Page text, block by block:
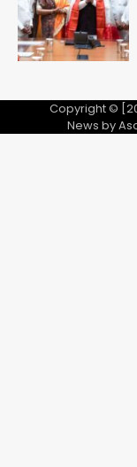
5
Copyright ©
News by